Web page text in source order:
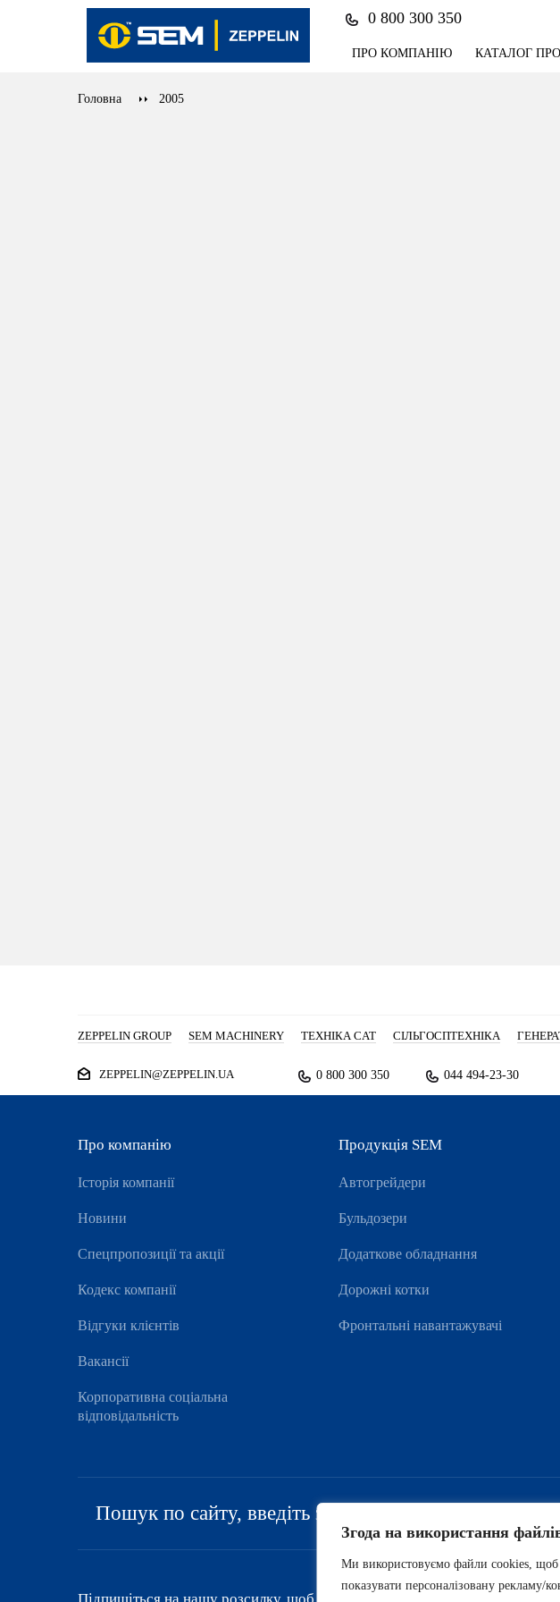
Згода на використання
Ми використовуємо файли cookies, щоб
показувати персоналізовану рекламу/
0 800 300 350
ПРО КОМПАНІЮ КАТАЛОГ
Головна 2005
ZEPPELIN GROUP SEM MACHINERY ТЕХНІКА CAT СІЛЬГОСПТЕХНІКА
ZEPPELIN@ZEPPELIN.UA 0 800 300 350 044 494-23-30
Про компанію
Історія компанії
Новини
Спецпропозиції та акції
Кодекс компанії
Відгуки клієнтів
Вакансії
Корпоративна соціальна
відповідальність
Продукція SEM
Автогрейдери
Бульдозери
Додаткове обладнання
Дорожні котки
Фронтальні навантажувачі